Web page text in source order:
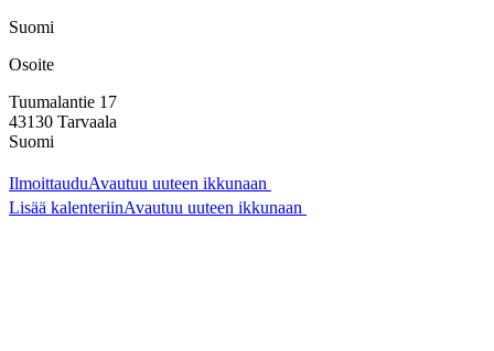
Suomi
Osoite
Tuumalantie 17
43130 Tarvaala
Suomi
IlmoittauduAvautuu uuteen ikkunaan
Lisää kalenteriinAvautuu uuteen ikkunaan